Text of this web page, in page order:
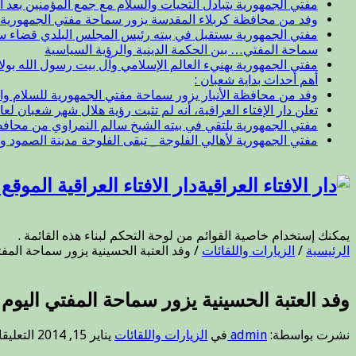
مفتي الجمهورية يتبادل التحيات والسلام مع جمع المؤمنين بعد
وفد من محافظة كربلاء المقدسة يزور سماحة مفتي الجمهورية
مفتي الجمهورية يستقبل في بيته رئيس المجلس البلدي
سماحة المفتي… بين الحكمة الدينية والرؤية السياسية
مفتي الجمهورية يهنيء العالم الإسلامي وآل بيت رسول الله
أهم أحداث بداية شعبان :
وفد من محافظة الأنبار يزور سماحة مفتي الجمهورية للسلام
تعلن دار الإفتاء العراقية، أنه لم تثبت رؤية هلال شهر شعبان لعام
مفتي الجمهورية يلتقي في بيته الشيخ سالم النمراوي من
مفتي الجمهورية لأهالي الفلوجة _ تبقى الفلوجة مدينة الصمود
دار الافتاء العراقية
يمكنك إستخدام خاصية القوائم من لوحة التحكم لبناء هذه القائمة .
الرئيسية / الزيارات واللقائات / وفد العتبة الحسينية يزور سماحة
وفد العتبة الحسينية يزور سماحة المفتي
نشرت بواسطة: admin في الزيارات واللقائات يناير 15, 2014